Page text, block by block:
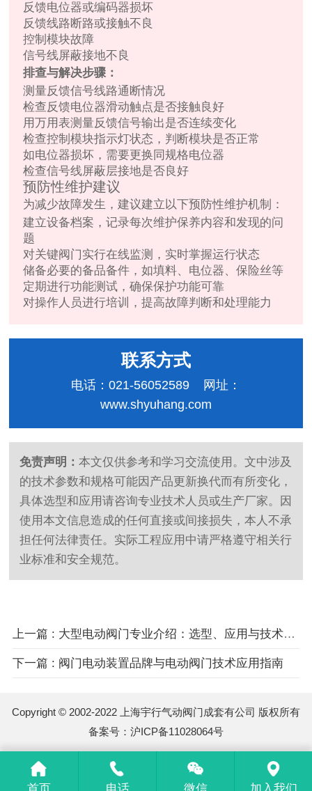
反馈电位器或编码器损坏
反馈线路断路或接触不良
控制模块故障
信号线屏蔽接地不良
排查与解决步骤：
测量反馈信号线路通断情况
检查反馈电位器滑动触点是否接触良好
用万用表测量反馈信号输出是否连续变化
检查控制模块指示灯状态，判断模块是否正常
如电位器损坏，需要更换同规格电位器
检查信号线屏蔽层接地是否良好
预防性维护建议
为减少故障发生，建议建立以下预防性维护机制：
建立设备档案，记录每次维护保养内容和发现的问
题
对关键阀门实行在线监测，实时掌握运行状态
储备必要的备品备件，如填料、电位器、保险丝等
定期进行功能测试，确保保护功能可靠
对操作人员进行培训，提高故障判断和处理能力
联系方式
电话：021-56052589 网址：
www.shyuhang.com
免责声明：本文仅供参考和学习交流使用。文中涉及
的技术参数和规格可能因产品更新换代而有所变化，
具体选型和应用请咨询专业技术人员或生产厂家。因
使用本文信息造成的任何直接或间接损失，本人不承
担任何法律责任。实际工程应用中请严格遵守相关行
业标准和安全规范。
上一篇 : 大型电动阀门专业介绍：选型、应用与技术指南
下一篇 : 阀门电动装置品牌与电动阀门技术应用指南
Copyright © 2002-2022 上海宇行气动阀门成套有公司 版权所有
备案号： 沪ICP备11028064号